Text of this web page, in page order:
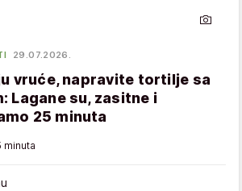
29.07.2026.
vruće, napravite tortilje sa
Lagane su, zasitne i
25 minuta
minuta